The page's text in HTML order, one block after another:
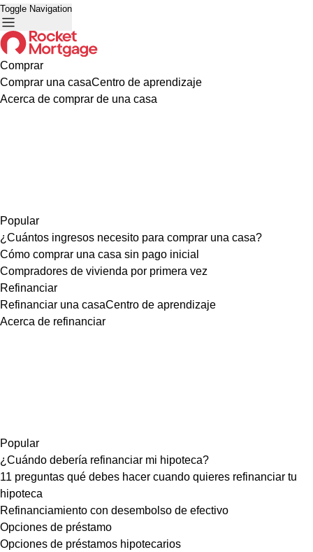
Toggle Navigation
Comprar
Comprar una casaCentro de aprendizaje
Acerca de comprar de una casa
Popular
¿Cuántos ingresos necesito para comprar una casa?
Cómo comprar una casa sin pago inicial
Compradores de vivienda por primera vez
Refinanciar
Refinanciar una casaCentro de aprendizaje
Acerca de refinanciar
Popular
¿Cuándo debería refinanciar mi hipoteca?
11 preguntas qué debes hacer cuando quieres refinanciar tu
hipoteca
Refinanciamiento con desembolso de efectivo
Opciones de préstamo
Opciones de préstamos hipotecarios